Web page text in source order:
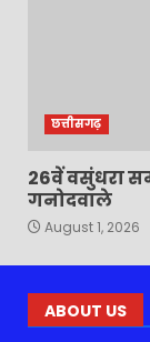
छत्तीसगढ़
26वें वसुंधरा
गनोदवाले
August 1, 2026
ABOUT US